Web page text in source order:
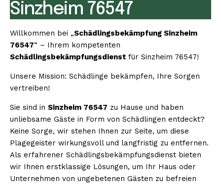
Sinzheim 76547
Willkommen bei „Schädlingsbekämpfung Sinzheim
76547“ – Ihrem kompetenten
Schädlingsbekämpfungsdienst für Sinzheim 76547!
Unsere Mission: Schädlinge bekämpfen, Ihre Sorgen
vertreiben!
Sie sind in Sinzheim 76547 zu Hause und haben
unliebsame Gäste in Form von Schädlingen entdeckt?
Keine Sorge, wir stehen Ihnen zur Seite, um diese
Plagegeister wirkungsvoll und langfristig zu entfernen.
Als erfahrener Schädlingsbekämpfungsdienst bieten
wir Ihnen erstklassige Lösungen, um Ihr Haus oder
Unternehmen von ungebetenen Gästen zu befreien